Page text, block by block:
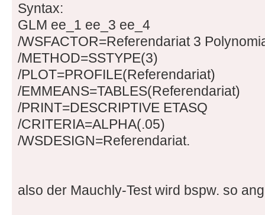
Syntax:
GLM ee_1 ee_3 ee_4
/WSFACTOR=Referendariat 3
/METHOD=SSTYPE(3)
/PLOT=PROFILE(Referendariat)
/EMMEANS=TABLES(Referendariat)
/PRINT=DESCRIPTIVE ETASQ
/CRITERIA=ALPHA(.05)
/WSDESIGN=Referendariat.
also der Mauchly-Test wird bspw. so